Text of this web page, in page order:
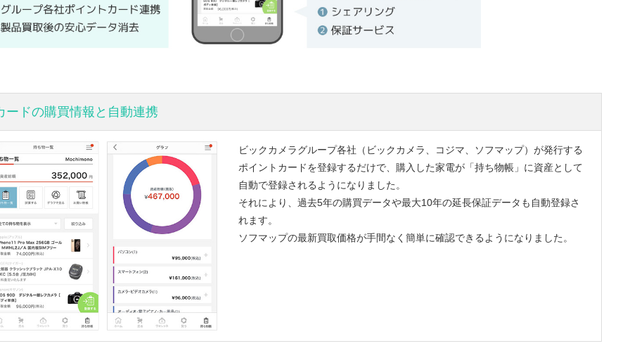
ードの購買情報と自動連携
ビックカメラグループ各社（ビックカメラ、コジマ、ソフマップ）が発行する
ポイントカードを登録するだけで、購入した家電が「持ち物帳」に資産として
自動で登録されるようになりました。
それにより、過去5年の購買データや最大10年の延長保証データも自動登録さ
れます。
ソフマップの最新買取価格が手間なく簡単に確認できるようになりました。